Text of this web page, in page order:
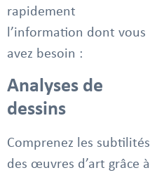
rapidement
l’information dont vous
avez besoin :
Analyses de
dessins
Comprenez les subtilités
des œuvres d’art grâce à